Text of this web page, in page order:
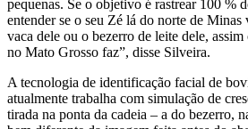
pequenas. Se o objetivo é rastrear 100 %
entender se o seu Zé lá do norte de
vaca dele ou o bezerro de leite dele,
no Mato Grosso faz”, disse Silveira.
A tecnologia de identificação facial de
atualmente trabalha com simulação de
tirada na ponta da cadeia – a do bezerro,